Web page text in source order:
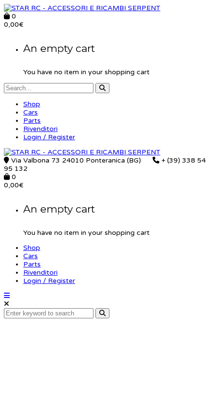
0
0,00€
An empty cart
You have no item in your shopping cart
Shop
Cars
Parts
Rivenditori
Login / Register
Via Valbona 73 24010 Ponteranica (BG)
+ (39) 338 54
95 132
0
0,00€
An empty cart
You have no item in your shopping cart
Shop
Cars
Parts
Rivenditori
Login / Register